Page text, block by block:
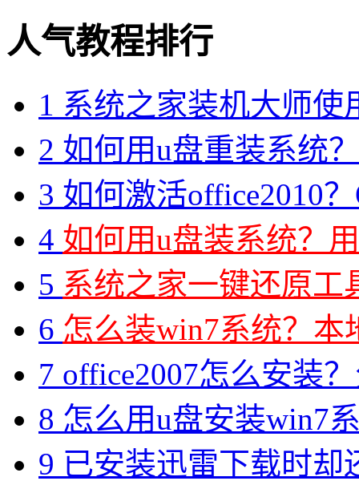
人气教程排行
1 系统之家装机大师使
2 如何用u盘重装系统
3 如何激活office2010
4 如何用u盘装系统？
5 系统之家一键还原工
6 怎么装win7系统？本
7 office2007怎么安装
8 怎么用u盘安装win7
9 已安装迅雷下载时却